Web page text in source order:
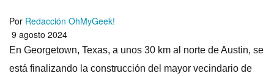
Por Redacción OhMyGeek!
9 agosto 2024
En Georgetown, Texas, a unos 30 km al norte de Austin, se
está finalizando la construcción del mayor vecindario de